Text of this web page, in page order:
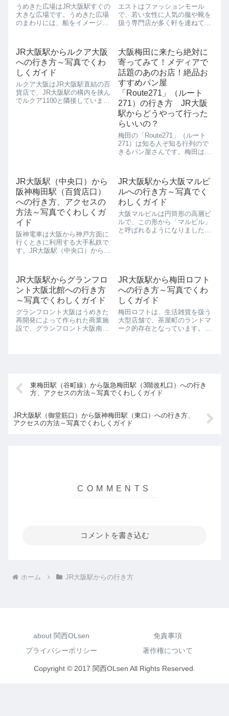
うめきた広場はJR大阪駅すぐの
大きな広場です。うめきた広場
のまわりには、船をイメージし
タリアン・フレンチレストラン
「ガーブモナーク」、2階は多
目的ホールになっています。ま
た、「ぐる...
エストはファッションモール
で、若い女性に人気の服や靴を
扱う専門店が多く軒を連ねてい
な品ぞろえも多くそろっていま
す。JR大阪駅からエストへの行
き方を写真を交えて解説します
JR大阪駅か...
JR大阪駅からルクア大阪
への行き方～写真でくわ
しくガイド
ルクア大阪はJR大阪駅直結の百
貨店で、JR大阪駅の構内を挟ん
でルクア1100と隣接していま
大阪梅田に来たら絶対に
寄ってみて！メディアで
話題のあのお店！絶品お
すすめパン屋
「Route271」（ルート
271）の行き方 JR大阪
駅からどうやって行った
らいいの？
梅田の「Route271」（ルート
271）は知る人ぞ知る行列ので
きるパン屋さんです。梅田はパ
ちらの「ルート271」はお客が
並んでない日はないんじゃない
かと思えるほど、いつも混んで
いるん...
JR大阪駅（中央口）から
阪神梅田駅（百貨店口）
への行き方、アクセスの
方法～写真でくわしくガ
イド
阪神電車は大阪から神戸方面に
行くときに利用する大手私鉄で
す。JR大阪駅（中央口）から阪
口）から阪神梅田駅（百貨店
口）へ行く方法～どうやって行
ったらいいの？JR大阪駅から阪
神梅田駅へ...
JR大阪駅から大阪マルビ
ルへの行き方～写真でく
わしくガイド
大阪マルビルは円筒形の高層ビ
ルで、この形から「マルビル」
と呼ばれるようになりました。
すことでも名物...
JR大阪駅からグランフロ
ント大阪北館への行き方
～写真でくわしくガイド
グランフロント大阪はうめきた
再開発によって作られた商業施
設で、グランフロント大阪南
JR大阪駅から梅田ロフト
への行き方～写真でくわ
しくガイド
梅田ロフトは、生活雑貨を扱う
大型店舗で、茶屋町のランドマ
ーク的存在となっています。茶
東梅田駅（谷町線）から阪急梅田駅（3階改札口）への行き
方、アクセスの方法～写真でくわしくガイド
JR大阪駅（御堂筋口）から阪神梅田駅（東口）への行き方、
アクセスの方法～写真でくわしくガイド
コメントを書き込む
ホーム JR大阪駅からの行き方
about 関西OLsen
免責事項
プライバシーポリシー
著作権について
Copyright © 2017 関西OLsen All Rights Reserved.